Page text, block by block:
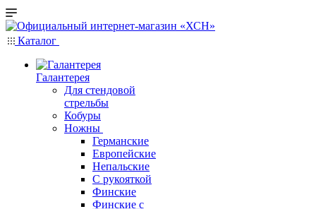
Каталог
Галантерея
Для стендовой
стрельбы
Кобуры
Ножны
Германские
Европейские
Непальские
С рукояткой
Финские
Финские с